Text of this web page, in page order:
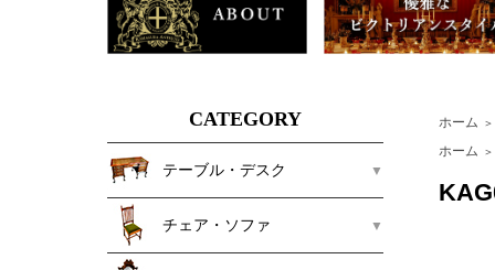
CATEGORY
テーブル・デスク
チェア・ソファ
ホーム ＞
ホーム ＞